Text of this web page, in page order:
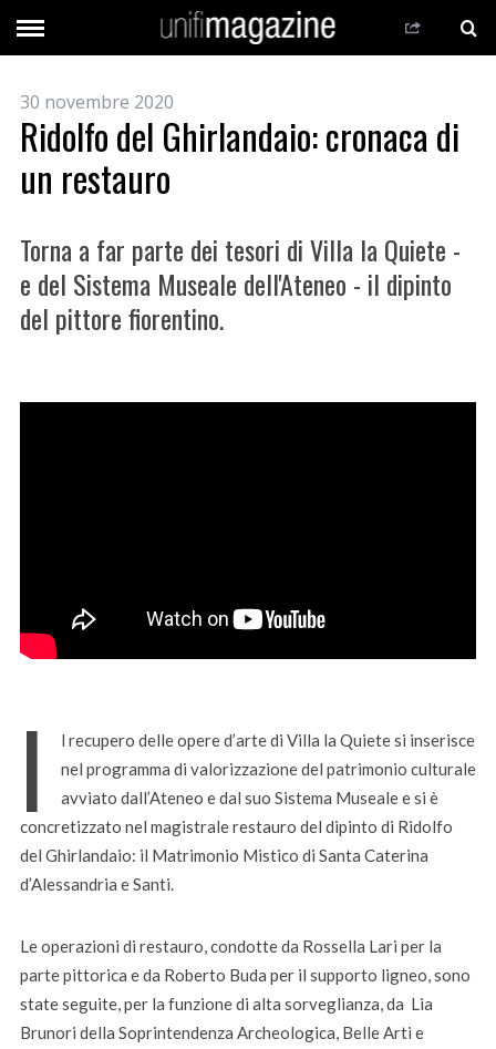
30 novembre 2020
Ridolfo del Ghirlandaio: cronaca di
un restauro
Torna a far parte dei tesori di Villa la Quiete -
e del Sistema Museale dell'Ateneo - il dipinto
del pittore fiorentino.
I
l recupero delle opere d’arte di Villa la Quiete si inserisce
nel programma di valorizzazione del patrimonio culturale
avviato dall’Ateneo e dal suo Sistema Museale e si è
concretizzato nel magistrale restauro del dipinto di Ridolfo
del Ghirlandaio: il Matrimonio Mistico di Santa Caterina
d’Alessandria e Santi.
Le operazioni di restauro, condotte da Rossella Lari per la
parte pittorica e da Roberto Buda per il supporto ligneo, sono
state seguite, per la funzione di alta sorveglianza, da Lia
Brunori della Soprintendenza Archeologica, Belle Arti e